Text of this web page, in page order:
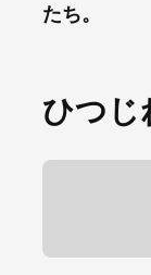
たち。
ひつじ